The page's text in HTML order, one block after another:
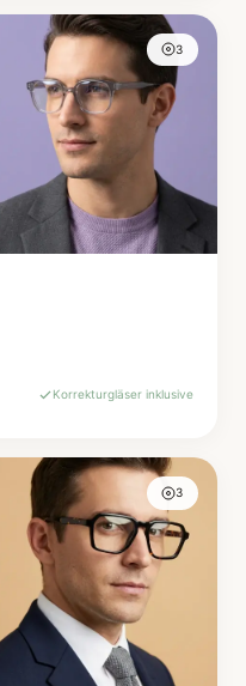
3
Korrekturgläser inklusive
3